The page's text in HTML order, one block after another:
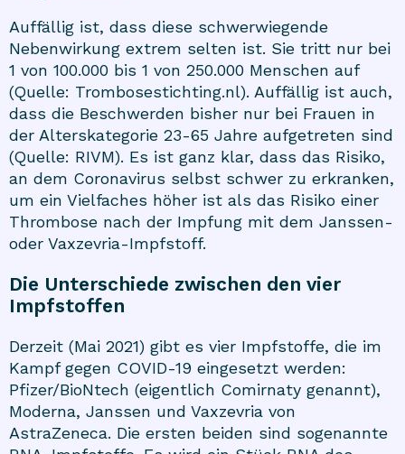
Auffällig ist, dass diese schwerwiegende
Nebenwirkung extrem selten ist. Sie tritt nur bei
1 von 100.000 bis 1 von 250.000 Menschen auf
(Quelle: Trombosestichting.nl). Auffällig ist auch,
dass die Beschwerden bisher nur bei Frauen in
der Alterskategorie 23-65 Jahre aufgetreten sind
(Quelle: RIVM). Es ist ganz klar, dass das Risiko,
an dem Coronavirus selbst schwer zu erkranken,
um ein Vielfaches höher ist als das Risiko einer
Thrombose nach der Impfung mit dem Janssen-
oder Vaxzevria-Impfstoff.
Die Unterschiede zwischen den vier
Impfstoffen
Derzeit (Mai 2021) gibt es vier Impfstoffe, die im
Kampf gegen COVID-19 eingesetzt werden:
Pfizer/BioNtech (eigentlich Comirnaty genannt),
Moderna, Janssen und Vaxzevria von
AstraZeneca. Die ersten beiden sind sogenannte